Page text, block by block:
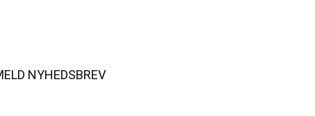
NYHEDSBREV